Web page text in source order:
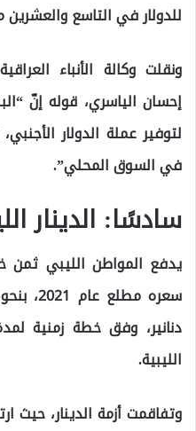
للدولار في التاسع
ونقلت وكالة الأنباء
إحسان الياسري، قوله إنّ
لتوفير عملة الدولار
في السوق المحلي”.
سادسًا: الدينار
يدفع المواطن الليبي ثمن
الليبية.